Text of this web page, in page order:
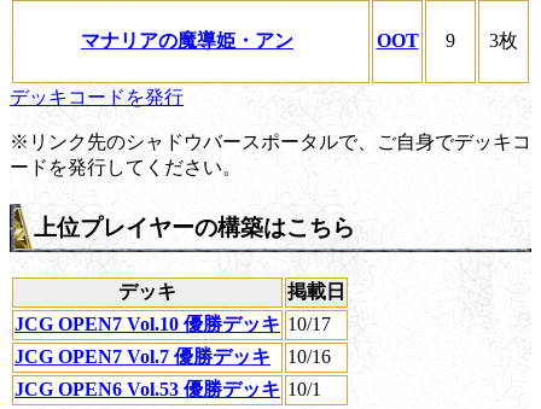
マナリアの魔導姫・アン OOT 9 3枚
デッキコードを発行
※リンク先のシャドウバースポータルで、ご自身でデッキコ
ードを発行してください。
上位プレイヤーの構築はこちら
デッキ
掲載日
JCG OPEN7 Vol.10 優勝デッキ 10/17
JCG OPEN7 Vol.7 優勝デッキ
10/16
JCG OPEN6 Vol.53 優勝デッキ 10/1